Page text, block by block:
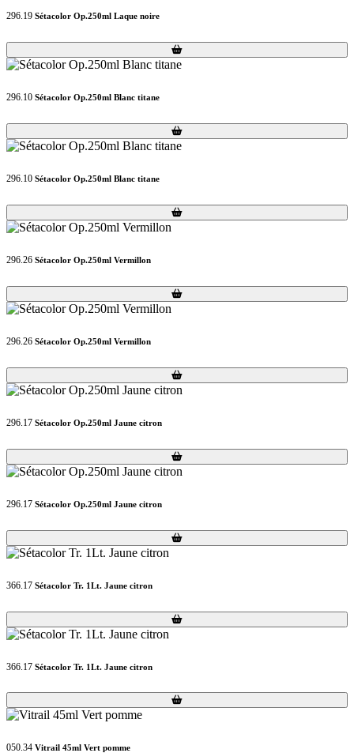
296.19 Sétacolor Op.250ml Laque noire
Loading...
Loading...
296.10 Sétacolor Op.250ml Blanc titane
Loading...
Loading...
296.10 Sétacolor Op.250ml Blanc titane
Loading...
Loading...
296.26 Sétacolor Op.250ml Vermillon
Loading...
Loading...
296.26 Sétacolor Op.250ml Vermillon
Loading...
Loading...
296.17 Sétacolor Op.250ml Jaune citron
Loading...
Loading...
296.17 Sétacolor Op.250ml Jaune citron
Loading...
Loading...
366.17 Sétacolor Tr. 1Lt. Jaune citron
Loading...
Loading...
366.17 Sétacolor Tr. 1Lt. Jaune citron
Loading...
Loading...
050.34 Vitrail 45ml Vert pomme